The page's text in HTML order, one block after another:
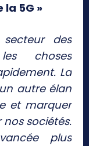
5G »
des
choses
La
autre élan
et marquer
sociétés.
plus